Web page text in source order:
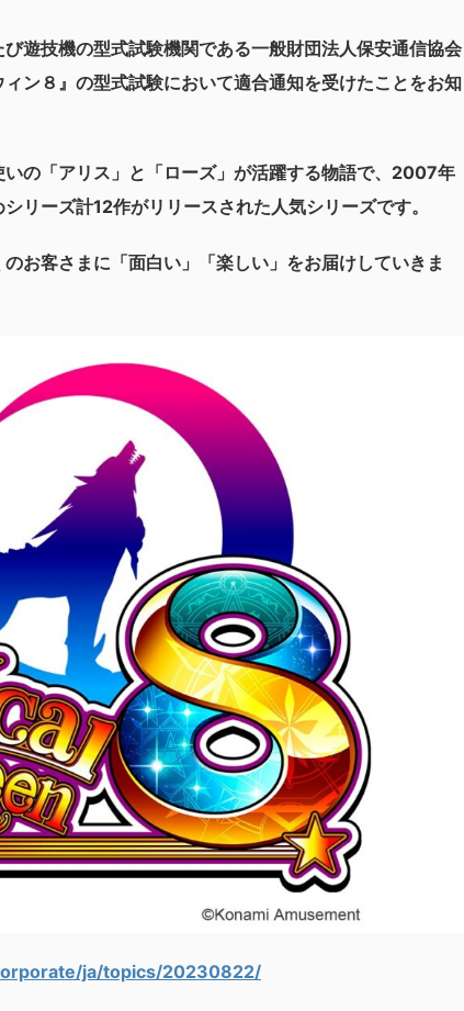
遊技機の型式試験機関である一般財団法人保安通信協会
ン８』の型式試験において適合通知を受けたことをお知
いの「アリス」と「ローズ」が活躍する物語で、2007年
リーズ計12作がリリースされた人気シリーズです。
お客さまに「面白い」「楽しい」をお届けしていきま
ja/topics/20230822/